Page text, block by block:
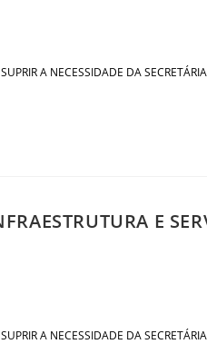
A NECESSIDADE DA SECRETÁRIA
E
A NECESSIDADE DA SECRETÁRIA